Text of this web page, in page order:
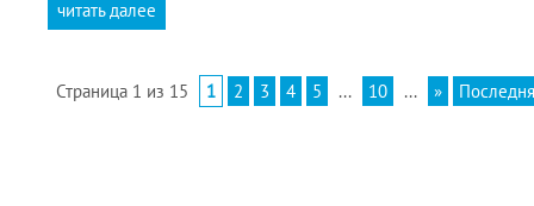
читать далее
Страница 1 из 15 1 2 3 4 5 ... 10 ... »